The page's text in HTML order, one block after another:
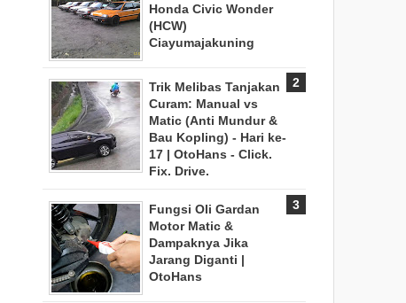
Honda Civic Wonder
(HCW)
Ciayumajakuning
Trik Melibas Tanjakan
Curam: Manual vs
Matic (Anti Mundur &
Bau Kopling) - Hari ke-
17 | OtoHans - Click.
Fix. Drive.
Fungsi Oli Gardan
Motor Matic &
Dampaknya Jika
Jarang Diganti |
OtoHans